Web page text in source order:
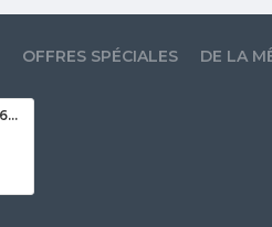
OFFRES SPÉCIALES DE LA
Batterie rechargeable 3.7V 2600 Mah